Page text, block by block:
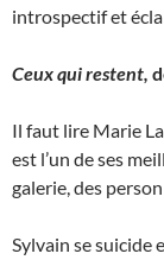
introspectif et
Ceux qui restent,
Il faut lire Marie
est l’un de ses
galerie, des
Sylvain se suicide